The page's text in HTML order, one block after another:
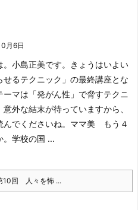
月6日
。小島正美です。きょうはいよい
せるテクニック」の最終講座とな
ーマは「発がん性」で脅すテクニ
意外な結末が待っていますから、
でくださいね。 ママ美 もう４
。学校の国 ...
10回 人々を怖 ...